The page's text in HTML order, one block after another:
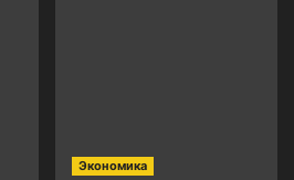
Экономика